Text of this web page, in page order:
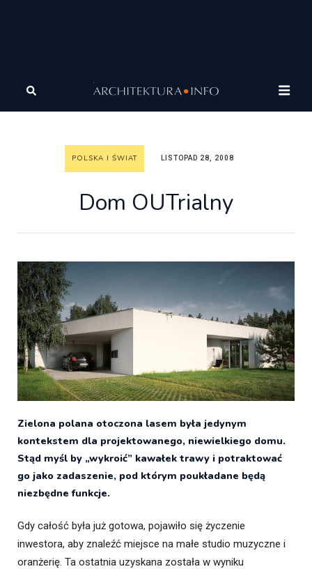
Architektura
OUTrialny
POLSKA I ŚWIAT LISTOPAD 28, 2008
Dom OUTrialny
Zielona polana otoczona lasem była jedynym
kontekstem dla projektowanego, niewielkiego domu.
Stąd myśl by „wykroić” kawałek trawy i potraktować
go jako zadaszenie, pod którym poukładane będą
niezbędne funkcje.
Gdy całość była już gotowa, pojawiło się życzenie
inwestora, aby znaleźć miejsce na małe studio muzyczne i
oranżerię. Ta ostatnia uzyskana została w wyniku